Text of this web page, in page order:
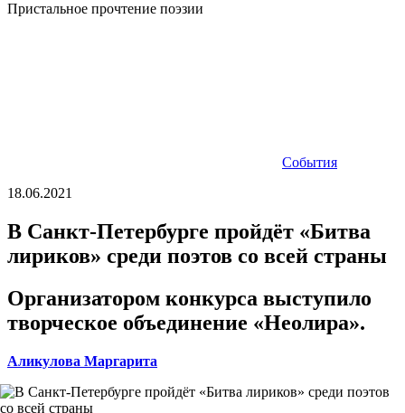
Пристальное прочтение поэзии
События
18.06.2021
В Санкт-Петербурге пройдёт «Битва
лириков» среди поэтов со всей страны
Организатором конкурса выступило
творческое объединение «Неолира».
Аликулова Маргарита